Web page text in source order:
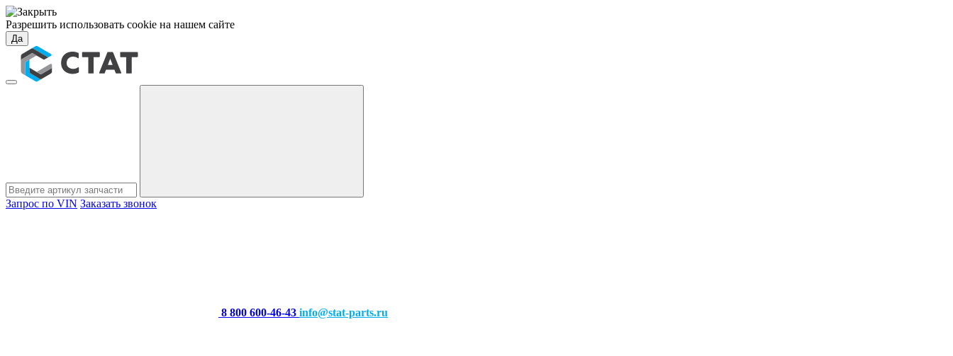
Разрешить использовать cookie на нашем сайте
Да
Запрос по VIN Заказать звонок
8 800 600-46-43 info@stat-parts.ru